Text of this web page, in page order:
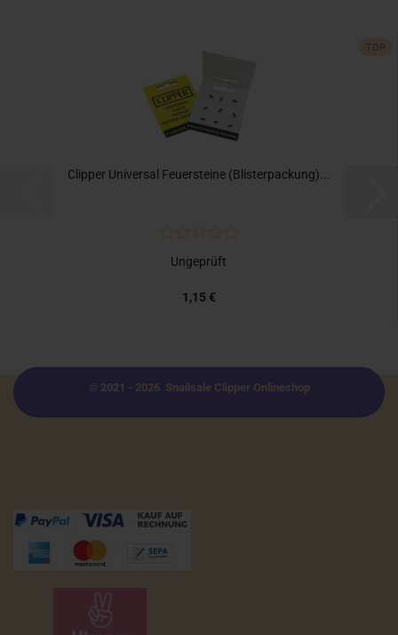
TOP
Clipper Universal Feuersteine (Blisterpackung)...
Ungeprüft
1,15 €
© 2021 - 2026 Snailsale Clipper Onlineshop